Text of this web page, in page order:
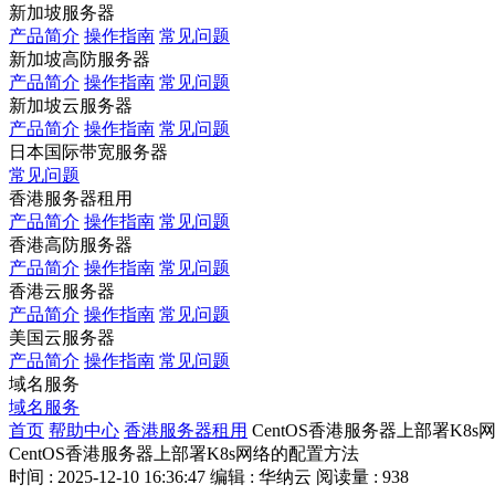
新加坡服务器
产品简介 操作指南 常见问题
新加坡高防服务器
产品简介 操作指南 常见问题
新加坡云服务器
产品简介 操作指南 常见问题
日本国际带宽服务器
常见问题
香港服务器租用
产品简介 操作指南 常见问题
香港高防服务器
产品简介 操作指南 常见问题
香港云服务器
产品简介 操作指南 常见问题
美国云服务器
产品简介 操作指南 常见问题
域名服务
域名服务
首页 帮助中心 香港服务器租用 CentOS香港服务器上部署K8s
CentOS香港服务器上部署K8s网络的配置方法
时间 : 2025-12-10 16:36:47 编辑 : 华纳云 阅读量 : 938